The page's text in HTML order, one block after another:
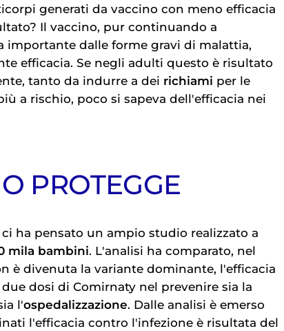
generati da vaccino con meno efficacia
Il vaccino, pur continuando a
importante dalle forme gravi di malattia,
efficacia. Se negli adulti questo è risultato
tanto da indurre a dei richiami per le
a rischio, poco si sapeva dell'efficacia nei
PROTEGGE
ha pensato un ampio studio realizzato a
mila bambini. L'analisi ha comparato, nel
è divenuta la variante dominante, l'efficacia
dosi di Comirnaty nel prevenire sia la
l'ospedalizzazione. Dalle analisi è emerso
l'efficacia contro l'infezione è risultata del